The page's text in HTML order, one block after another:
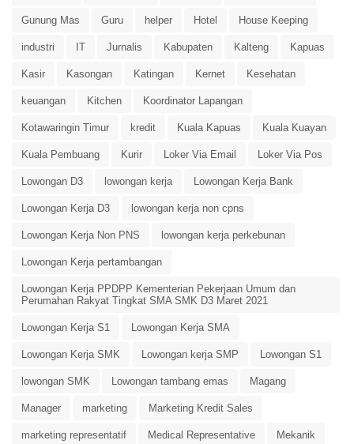
Gunung Mas Guru helper Hotel House Keeping
industri IT Jurnalis Kabupaten Kalteng Kapuas
Kasir Kasongan Katingan Kernet Kesehatan
keuangan Kitchen Koordinator Lapangan
Kotawaringin Timur kredit Kuala Kapuas Kuala Kuayan
Kuala Pembuang Kurir Loker Via Email Loker Via Pos
Lowongan D3 lowongan kerja Lowongan Kerja Bank
Lowongan Kerja D3 lowongan kerja non cpns
Lowongan Kerja Non PNS lowongan kerja perkebunan
Lowongan Kerja pertambangan
Lowongan Kerja PPDPP Kementerian Pekerjaan Umum dan
Perumahan Rakyat Tingkat SMA SMK D3 Maret 2021
Lowongan Kerja S1 Lowongan Kerja SMA
Lowongan Kerja SMK Lowongan kerja SMP Lowongan S1
lowongan SMK Lowongan tambang emas Magang
Manager marketing Marketing Kredit Sales
marketing representatif Medical Representative Mekanik